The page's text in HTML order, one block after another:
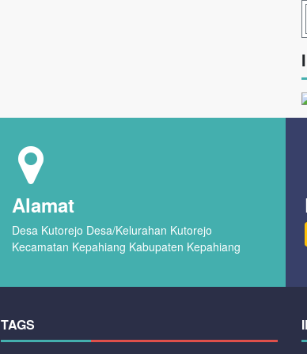
Alamat
Desa Kutorejo Desa/Kelurahan Kutorejo
Kecamatan Kepahiang Kabupaten Kepahiang
TAGS